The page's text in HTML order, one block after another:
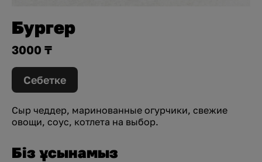
Бургер
3000 ₸
Себетке
Сыр чеддер, маринованные огурчики, свежие
овощи, соус, котлета на выбор.
Біз ұсынамыз